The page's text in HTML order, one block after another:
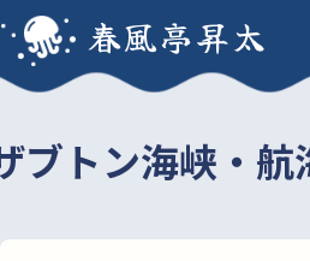
春風亭昇太
ブトン海峡・航